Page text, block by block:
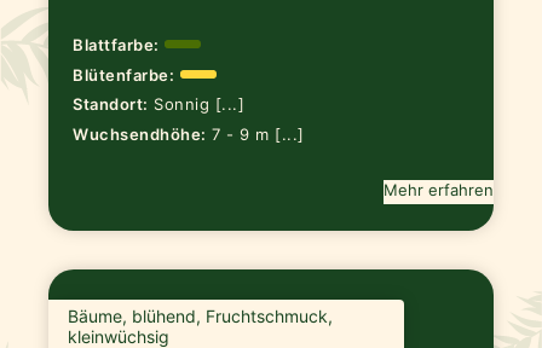
Blattfarbe:
Blütenfarbe:
Standort: Sonnig [...]
Wuchsendhöhe: 7 - 9 m [...]
Mehr erfahren
Bäume, blühend, Fruchtschmuck,
kleinwüchsig